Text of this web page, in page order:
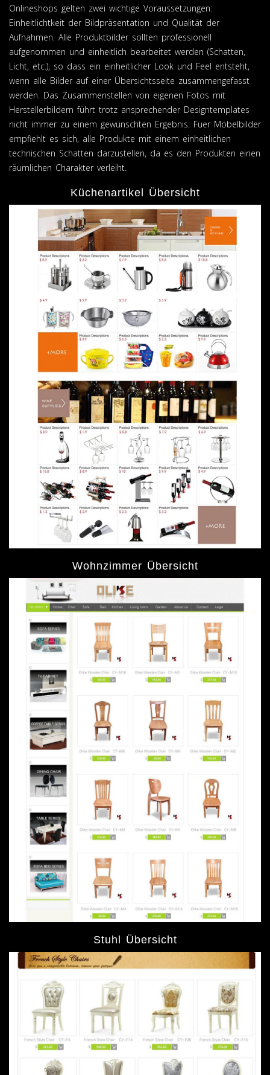
Onlineshops gelten zwei wichtige Voraussetzungen:
Einheitlichtkeit der Bildpräsentation und Qualität der
Aufnahmen. Alle Produktbilder sollten professionell
aufgenommen und einheitlich bearbeitet werden (Schatten,
Licht, etc.), so dass ein einheitlicher Look und Feel entsteht,
wenn alle Bilder auf einer Übersichtsseite zusammengefasst
werden. Das Zusammenstellen von eigenen Fotos mit
Herstellerbildern führt trotz ansprechender Designtemplates
nicht immer zu einem gewünschten Ergebnis. Fuer Möbelbilder
empfiehlt es sich, alle Produkte mit einem einheitlichen
technischen Schatten darzustellen, da es den Produkten einen
räumlichen Charakter verleiht.
Küchenartikel Übersicht
Wohnzimmer Übersicht
Stuhl Übersicht